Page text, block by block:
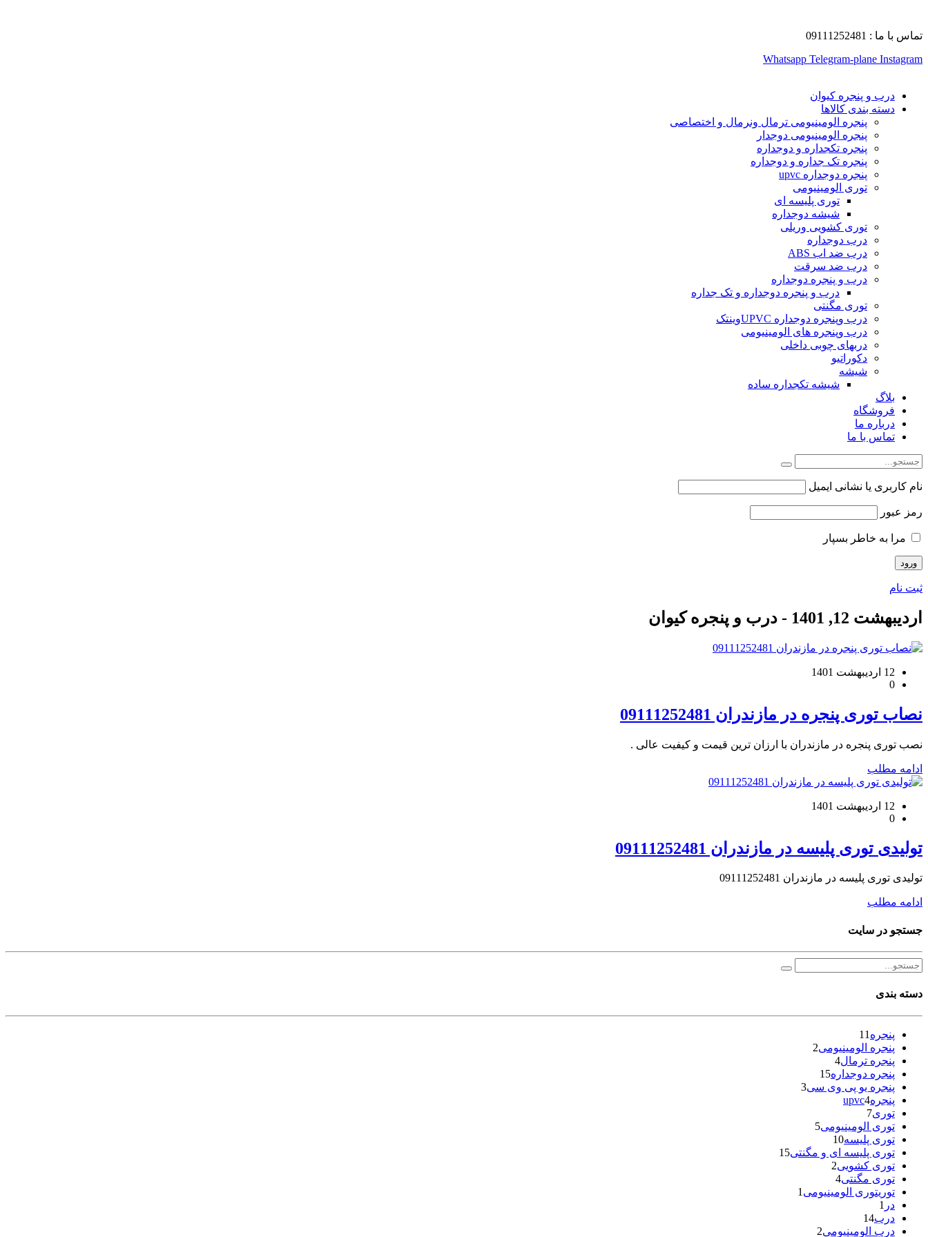
تماس با ما : 09111252481
Whatsapp Telegram-plane Instagram
درب و پنجره کیوان
دسته بندی کالاها
پنجره الومینیومی ترمال ونرمال و اختصاصی
پنجره الومینیومی دوجدار
پنجره تکجداره و دوجداره
پنجره تک جداره و دوجداره
پنجره دوجداره upvc
توری الومینیومی
توری پلیسه ای
شیشه دوجداره
توری کشویی وریلی
درب دوجداره
درب ضد اب ABS
درب ضد سرقت
درب و پنجره دوجداره
درب و پنجره دوجداره و تک جداره
توری مگنتی
درب وپنجره دوجداره UPVCوینتک
درب وپنجره های الومینیومی
دربهای چوبی داخلی
دکوراتیو
شیشه
شیشه تکجداره ساده
بلاگ
فروشگاه
درباره ما
تماس با ما
نام کاربری یا نشانی ایمیل
رمز عبور
مرا به خاطر بسپار
ثبت نام
اردیبهشت 12, 1401 - درب و پنجره کیوان
12 اردیبهشت 1401
0
نصاب توری پنجره در مازندران 09111252481
نصب توری پنجره در مازندران با ارزان ترین قیمت و کیفیت عالی .
ادامه مطلب
12 اردیبهشت 1401
0
تولیدی توری پلیسه در مازندران 09111252481
تولیدی توری پلیسه در مازندران 09111252481
ادامه مطلب
جستجو در سایت
دسته بندی
پنجره 11
پنجره الومینیومی2
پنجره ترمال4
پنجره دوجداره15
پنجره یو پی وی سی3
پنجرهupvc4
توری7
توری الومینیومی5
توری پلیسه10
توری پلیسه ای و مگنتی15
توری کشویی2
توری مگنتی4
توریتوری الومینیومی 1
در 1
درب14
درب الومینیومی2